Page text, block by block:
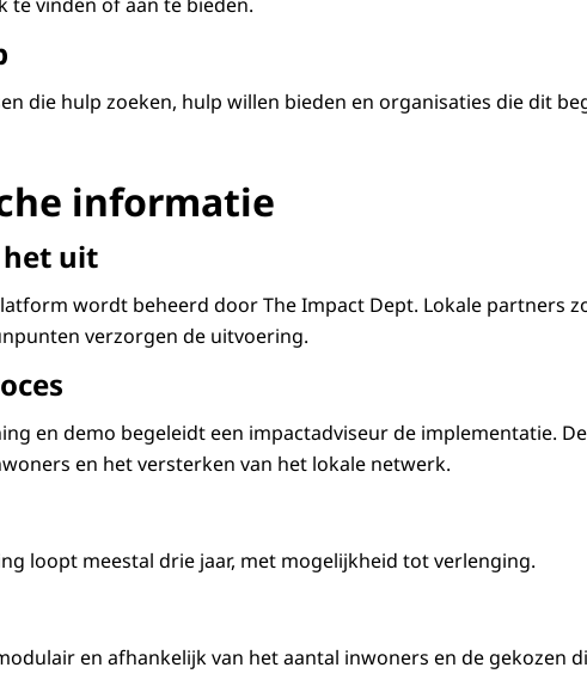
die hulp zoeken, hulp willen bieden en organisaties die dit
informatie
uit
wordt beheerd door The Impact Dept. Lokale partners
verzorgen de uitvoering.
en demo begeleidt een impactadviseur de implementatie.
en het versterken van het lokale netwerk.
loopt meestal drie jaar, met mogelijkheid tot verlenging.
en afhankelijk van het aantal inwoners en de gekozen